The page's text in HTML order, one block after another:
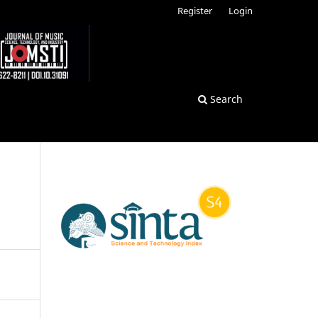
Search
Register Login